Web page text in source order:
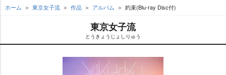
ホーム 東京女子流 作品 アルバム 約束(Blu-ray Disc付)
東京女子流
とうきょうじょしりゅう